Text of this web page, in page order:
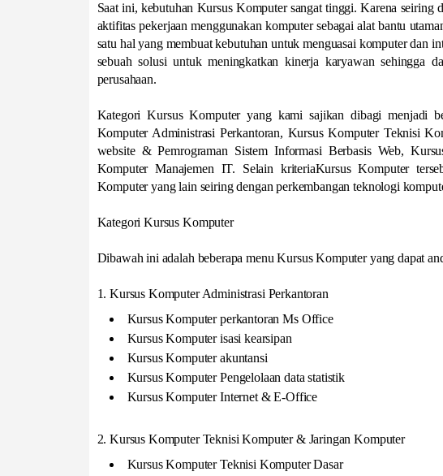
Saat ini, kebutuhan Kursus Komputer sangat tinggi. Karena seiring
aktifitas pekerjaan menggunakan komputer sebagai alat bantu
satu hal yang membuat kebutuhan untuk menguasai komputer dan
sebuah solusi untuk meningkatkan kinerja karyawan sehingga
perusahaan.
Kategori Kursus Komputer yang kami sajikan dibagi menjadi
Komputer Administrasi Perkantoran, Kursus Komputer Teknisi
website & Pemrograman Sistem Informasi Berbasis Web,
Komputer Manajemen IT. Selain kriteriaKursus Komputer
Komputer yang lain seiring dengan perkembangan teknologi
Kategori Kursus Komputer
Dibawah ini adalah beberapa menu Kursus Komputer yang dapat
1. Kursus Komputer Administrasi Perkantoran
Kursus Komputer perkantoran Ms Office
Kursus Komputer isasi kearsipan
Kursus Komputer akuntansi
Kursus Komputer Pengelolaan data statistik
Kursus Komputer Internet & E-Office
2. Kursus Komputer Teknisi Komputer & Jaringan Komputer
Kursus Komputer Teknisi Komputer Dasar